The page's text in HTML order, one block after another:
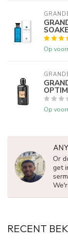
Op
Op
Or
get
RECENT